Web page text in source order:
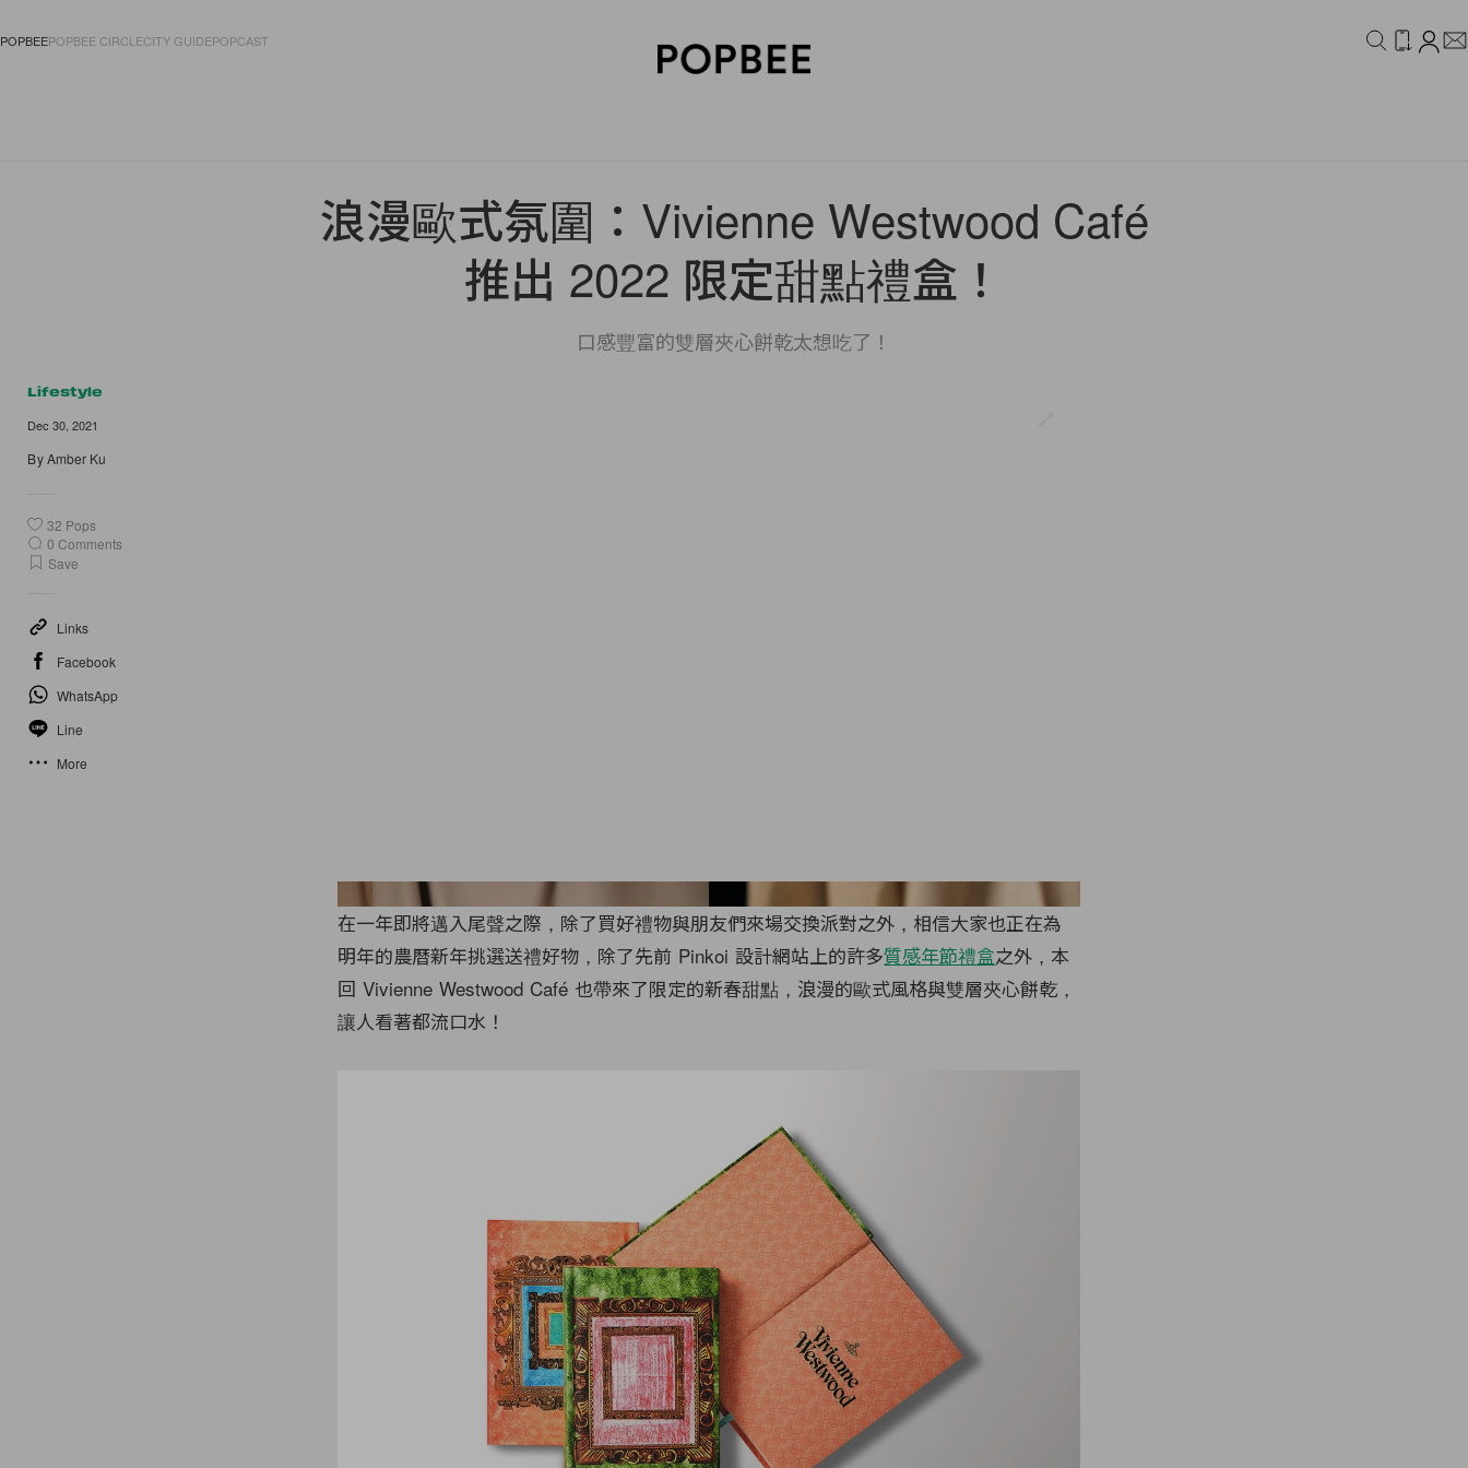
POPBEEPOPBEE CIRCLECITY GUIDEPOPCAST
浪漫歐式氛圍：Vivienne Westwood Café
推出 2022 限定甜點禮盒！
口感豐富的雙層夾心餅乾太想吃了！
Lifestyle
Dec 30, 2021
ByAmber Ku
32 Pops
0 Comments
Save
Links
Facebook
WhatsApp
Line
More
Vivienne Westwood Cafe
在一年即將邁入尾聲之際，除了買好禮物與朋友們來場交換派對之外，相信大家也正在為
明年的農曆新年挑選送禮好物，除了先前 Pinkoi 設計網站上的許多質感年節禮盒之外，本
回 Vivienne Westwood Café 也帶來了限定的新春甜點，浪漫的歐式風格與雙層夾心餅乾，
讓人看著都流口水！